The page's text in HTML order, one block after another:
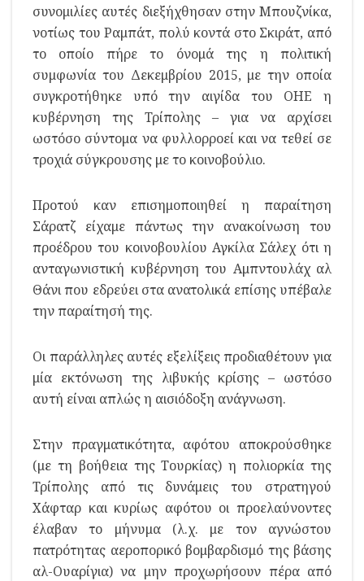
συνομιλίες αυτές διεξήχθησαν στην Μπουζνίκα,
νοτίως του Ραμπάτ, πολύ κοντά στο Σκιράτ, από
το οποίο πήρε το όνομά της η πολιτική
συμφωνία του Δεκεμβρίου 2015, με την οποία
συγκροτήθηκε υπό την αιγίδα του ΟΗΕ η
κυβέρνηση της Τρίπολης – για να αρχίσει
ωστόσο σύντομα να φυλλορροεί και να τεθεί σε
τροχιά σύγκρουσης με το κοινοβούλιο.
Προτού καν επισημοποιηθεί η παραίτηση
Σάρατζ είχαμε πάντως την ανακοίνωση του
προέδρου του κοινοβουλίου Αγκίλα Σάλεχ ότι η
ανταγωνιστική κυβέρνηση του Αμπντουλάχ αλ
Θάνι που εδρεύει στα ανατολικά επίσης υπέβαλε
την παραίτησή της.
Οι παράλληλες αυτές εξελίξεις προδιαθέτουν για
μία εκτόνωση της λιβυκής κρίσης – ωστόσο
αυτή είναι απλώς η αισιόδοξη ανάγνωση.
Στην πραγματικότητα, αφότου αποκρούσθηκε
(με τη βοήθεια της Τουρκίας) η πολιορκία της
Τρίπολης από τις δυνάμεις του στρατηγού
Χάφταρ και κυρίως αφότου οι προελαύνοντες
έλαβαν το μήνυμα (λ.χ. με τον αγνώστου
πατρότητας αεροπορικό βομβαρδισμό της βάσης
αλ-Ουαρίγια) να μην προχωρήσουν πέρα από